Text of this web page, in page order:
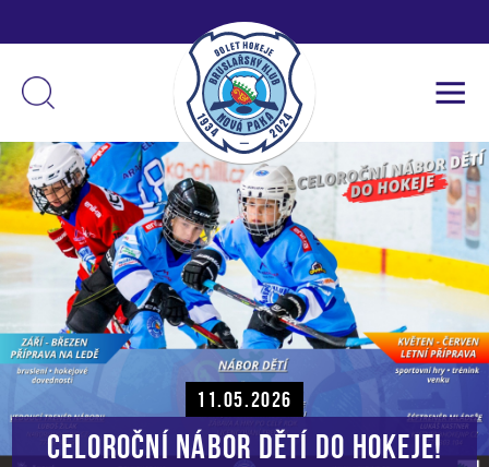
11.05.2026
CELOROČNÍ NÁBOR DĚTÍ DO HOKEJE!